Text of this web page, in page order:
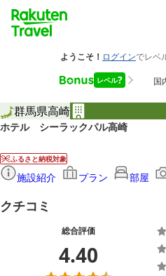
群馬県高崎
ホテル シーラックパル高崎
ふるさと納税対象
施設紹介 プラン 部屋
クチコミ
総合評価
4.40